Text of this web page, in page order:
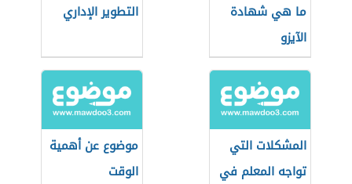
ما هي شهادة
الآيزو
التطوير الإداري
المشكلات التي
تواجه المعلم في
موضوع عن أهمية
الوقت